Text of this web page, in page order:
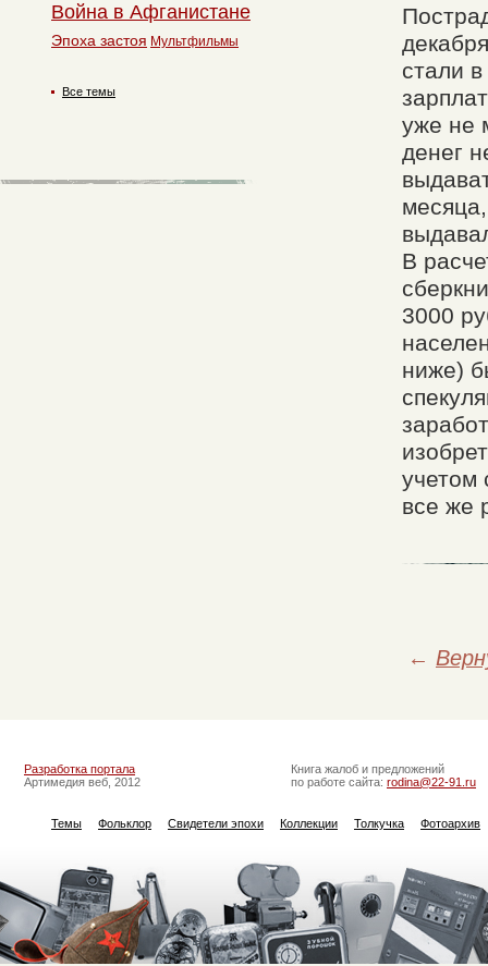
стали
уже не
денег
В
3000
ниже)
учетом
все же
←
Война в Афганистане
Эпоха застоя Мультфильмы
Все темы
Разработка портала
Артимедия веб, 2012
Книга жалоб и предложений
по работе сайта: rodina@22-91.ru
Темы Фольклор Свидетели эпохи Коллекции Толкучка Фотоархив